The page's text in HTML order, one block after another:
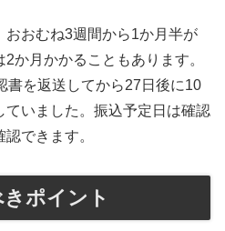
おむね3週間から1か月半が
か月かかることもあります。
書を返送してから27日後に10
いました。振込予定日は確認
できます。
ポイント